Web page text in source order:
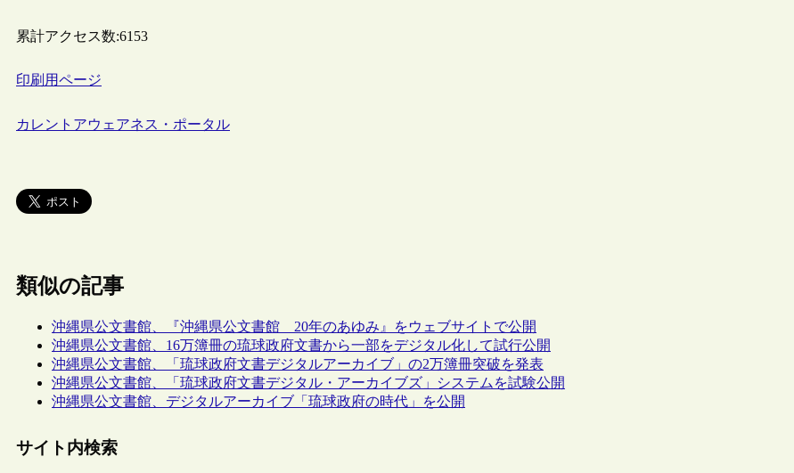
累計アクセス数:6153
印刷用ページ
カレントアウェアネス・ポータル
類似の記事
沖縄県公文書館、『沖縄県公文書館 20年のあゆみ』をウェブサイトで公開
沖縄県公文書館、16万簿冊の琉球政府文書から一部をデジタル化して試行公開
沖縄県公文書館、「琉球政府文書デジタルアーカイブ」の2万簿冊突破を発表
沖縄県公文書館、「琉球政府文書デジタル・アーカイブズ」システムを試験公開
沖縄県公文書館、デジタルアーカイブ「琉球政府の時代」を公開
サイト内検索